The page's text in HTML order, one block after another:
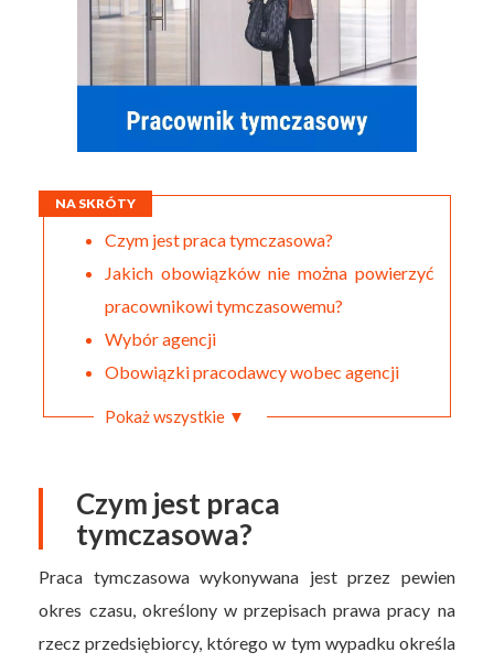
NA SKRÓTY
Czym jest praca tymczasowa?
Jakich obowiązków nie można powierzyć
pracownikowi tymczasowemu?
Wybór agencji
Obowiązki pracodawcy wobec agencji
Pokaż wszystkie ▼
Czym jest praca
tymczasowa?
Praca tymczasowa wykonywana jest przez pewien
okres czasu, określony w przepisach prawa pracy na
rzecz przedsiębiorcy, którego w tym wypadku określa